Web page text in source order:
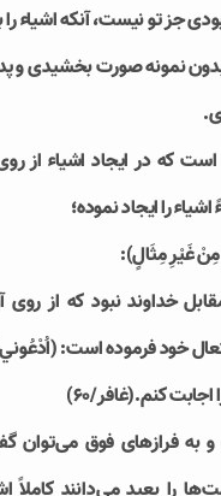
جز تو نيست، آنکه اشیاء را
نمونه صورت بخشیدی و
که در ایجاد اشیاء از
اشیاء را ایجاد نموده؛
غَيْرِ مِثَالٍ):
خداوند نبود که از
خود فرموده است:
اجابت كنم.(غافر/۶۰)
و به فرازهای فوق می‌توان